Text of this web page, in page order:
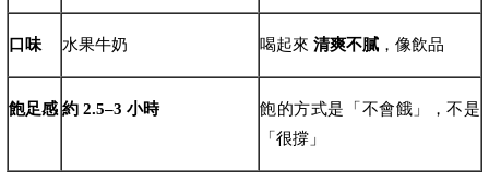
口味 水果牛奶 喝起來 清爽不膩 ，像飲品
飽足感 約 2.5–3 小時
飽的方式是「不會餓」，不是
「很撐」